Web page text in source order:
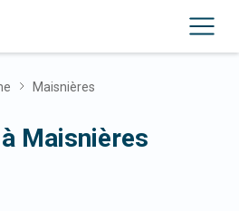
Maisnières
Maisnières